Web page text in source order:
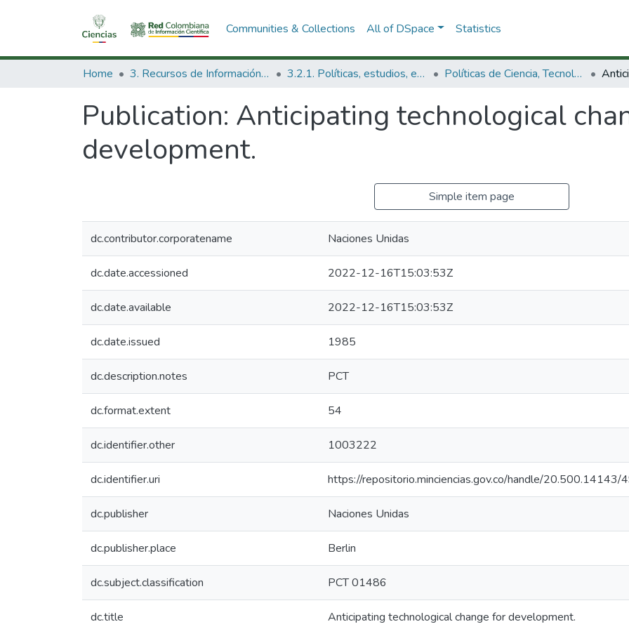
Communities & Collections All of DSpace Statistics
Home 3. Recursos de Información Científica y Tecnológica 3.2.1. Políticas, estudios, evaluaciones e indicadores de CTeI Políticas de Ciencia, Tecnología e Innovación
Publication: Anticipating technological
development.
Simple item page
dc.contributor.corporatename Naciones Unidas
dc.date.accessioned 2022-12-16T15:03:53Z
dc.date.available 2022-12-16T15:03:53Z
dc.date.issued 1985
dc.description.notes PCT
dc.format.extent 54
dc.identifier.other 1003222
dc.identifier.uri https://repositorio.minciencias.gov.co/handle/20.500.14143/
dc.publisher Naciones Unidas
dc.publisher.place Berlin
dc.subject.classification PCT 01486
dc.title Anticipating technological change for development.